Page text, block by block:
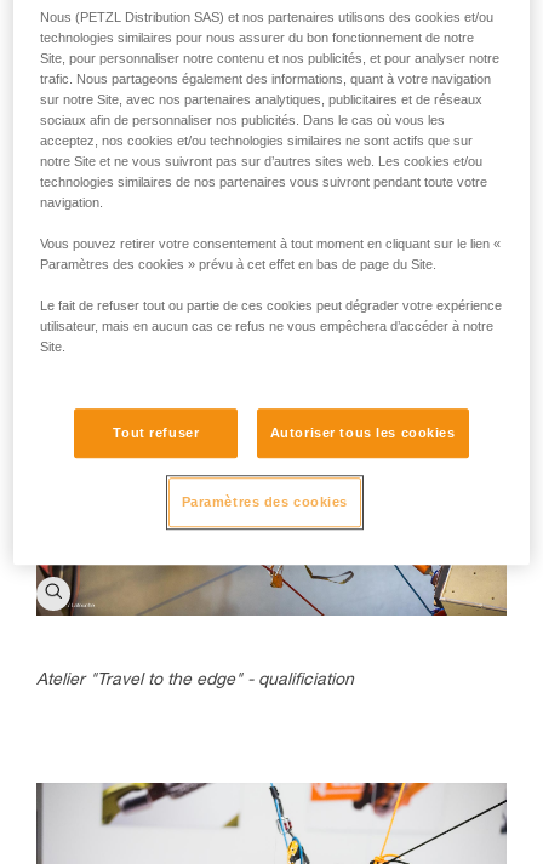
Montage des bâches pendant la finale
Atelier "Travel to the edge" - qualificiation
Nous (PETZL Distribution SAS) et nos partenaires utilisons des cookies et/ou
technologies similaires pour nous assurer du bon fonctionnement de notre
Site, pour personnaliser notre contenu et nos publicités, et pour analyser notre
trafic. Nous partageons également des informations, quant à votre navigation
sur notre Site, avec nos partenaires analytiques, publicitaires et de réseaux
sociaux afin de personnaliser nos publicités. Dans le cas où vous les
acceptez, nos cookies et/ou technologies similaires ne sont actifs que sur
notre Site et ne vous suivront pas sur d’autres sites web. Les cookies et/ou
technologies similaires de nos partenaires vous suivront pendant toute votre
navigation.
Vous pouvez retirer votre consentement à tout moment en cliquant sur le lien «
Paramètres des cookies » prévu à cet effet en bas de page du Site.
Le fait de refuser tout ou partie de ces cookies peut dégrader votre expérience
utilisateur, mais en aucun cas ce refus ne vous empêchera d’accéder à notre
Site.
Tout refuser Autoriser tous les cookies
Paramètres des cookies